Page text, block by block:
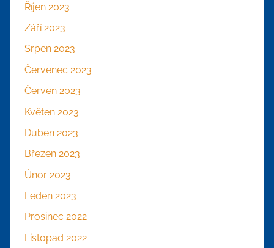
Říjen 2023
Září 2023
Srpen 2023
Červenec 2023
Červen 2023
Květen 2023
Duben 2023
Březen 2023
Únor 2023
Leden 2023
Prosinec 2022
Listopad 2022